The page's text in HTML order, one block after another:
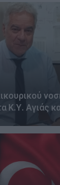
Κ.Υ. Αγιάς